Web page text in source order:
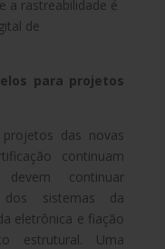
a rastreabilidade é
de
para projetos
das novas
continuam
continuar
dos sistemas da
eletrônica e fiação
estrutural. Uma